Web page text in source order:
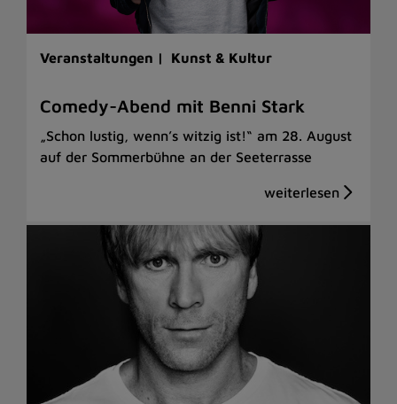
Veranstaltungen | Kunst & Kultur
Comedy-Abend mit Benni Stark
„Schon lustig, wenn’s witzig ist!“ am 28. August
auf der Sommerbühne an der Seeterrasse